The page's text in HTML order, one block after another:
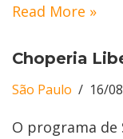
Read More »
Choperia
São Paulo 16/
O programa de